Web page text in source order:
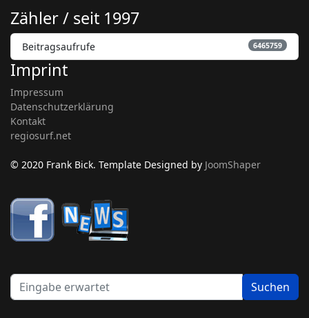
Zähler / seit 1997
Beitragsaufrufe 6465759
Imprint
Impressum
Datenschutzerklärung
Kontakt
regiosurf.net
© 2020 Frank Bick. Template Designed by JoomShaper
Suchen